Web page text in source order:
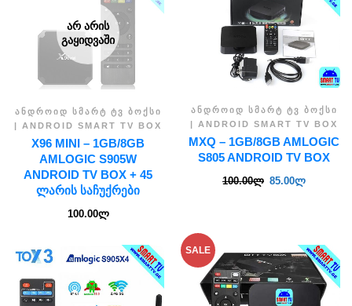
ᲐᲠ ᲐᲠᲘᲡ
ᲒᲐᲧᲘᲓᲕᲐᲨᲘ
ᲐᲜᲓᲠᲝᲘᲓ ᲡᲛᲐᲠᲢ ᲢᲕ ᲑᲝᲥᲡᲘ
| ANDROID SMART TV BOX
X96 MINI – 1GB/8GB
AMLOGIC S905W
ANDROID TV BOX + 45
ᲚᲐᲠᲘᲡ ᲡᲐᲩᲣᲥᲠᲔᲑᲘ
100.00ლ
ᲐᲜᲓᲠᲝᲘᲓ ᲡᲛᲐᲠᲢ ᲢᲕ ᲑᲝᲥᲡᲘ
| ANDROID SMART TV BOX
MXQ – 1GB/8GB AMLOGIC
S805 ANDROID TV BOX
100.00ლ 85.00ლ
SALE